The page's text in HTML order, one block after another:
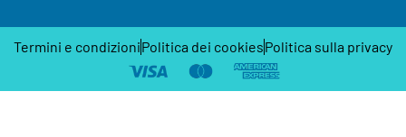
Termini e condizioniPolitica dei cookiesPolitica sulla privacy